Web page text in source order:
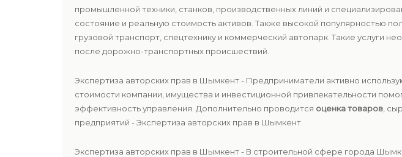
промышленной техники, станков, производственных линий и
состояние и реальную стоимость активов. Также высокой популярностью
грузовой транспорт, спецтехнику и коммерческий автопарк. Такие услуги
после дорожно-транспортных происшествий.
Экспертиза авторских прав в Шымкент - Предприниматели активно
стоимости компании, имущества и инвестиционной привлекательности
эффективность управления. Дополнительно проводится оценка товаров ,
предприятий - Экспертиза авторских прав в Шымкент.
Экспертиза авторских прав в Шымкент - В строительной сфере города